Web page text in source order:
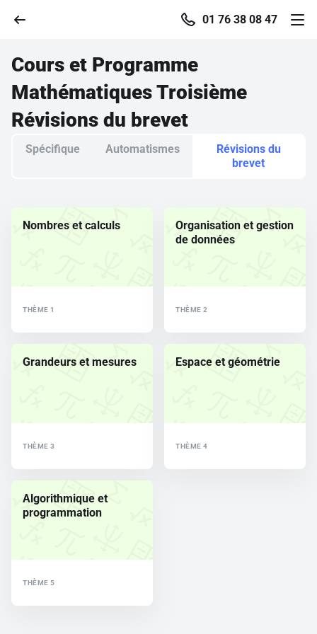
01 76 38 08 47
Accueil
Parcourir
Se connecter
Pour profiter de 10 contenus offerts.
Cours et Programme
Mathématiques Troisième
Révisions du brevet
Spécifique Automatismes
Révisions du
brevet
Nombres et calculs
THÈME 1
Organisation et gestion
de données
THÈME 2
Grandeurs et mesures
THÈME 3
Espace et géométrie
THÈME 4
Algorithmique et
programmation
THÈME 5